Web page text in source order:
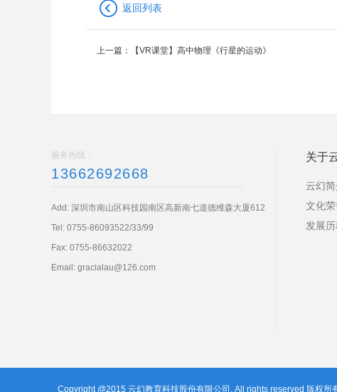
返回列表
上一篇： 【VR课堂】高中物理《行星的运动》
服务热线：
13662692668
Add: 深圳市南山区科技园南区高新南七道德维森大厦612
Tel: 0755-86093522/33/99
Fax: 0755-86632022
Email: gracialau@126.com
关于
云幻简
文化
发展
Copyright @2015 云幻教育科技股份有限公司. All rights reserved 版权所